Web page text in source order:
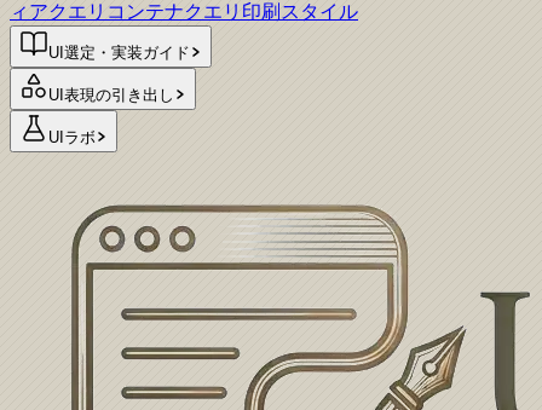
ィアクエリ コンテナクエリ 印刷スタイル
UI選定・実装ガイド
UI表現の引き出し
UIラボ